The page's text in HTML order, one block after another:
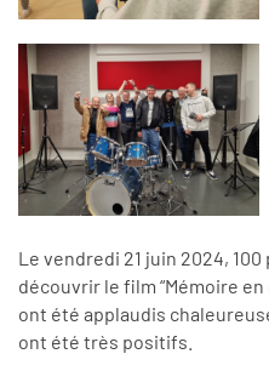
Le vendredi 21 juin 2024,
découvrir le film “Mémoire
ont été applaudis
ont été très positifs.